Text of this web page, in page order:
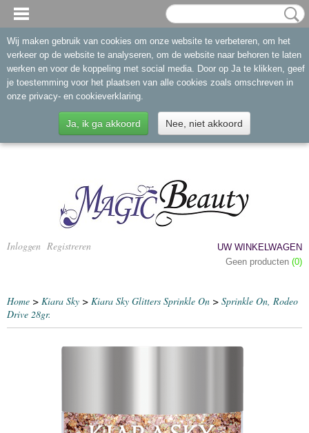
Inloggen Registreren
UW WINKELWAGEN
Geen producten (0)
Home > Kiara Sky > Kiara Sky Glitters Sprinkle On > Sprinkle On, Rodeo
Drive 28gr.
Wij maken gebruik van cookies om onze website te verbeteren, om het
verkeer op de website te analyseren, om de website naar behoren te laten
werken en voor de koppeling met social media. Door op Ja te klikken, geef
je toestemming voor het plaatsen van alle cookies zoals omschreven in
onze privacy- en cookieverklaring.
Ja, ik ga akkoord Nee, niet akkoord